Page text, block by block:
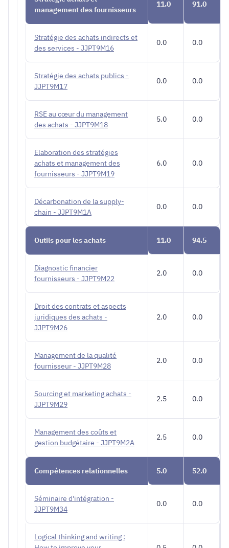
management des fournisseurs
11.0 91.0
Stratégie des achats indirects et
des services - JJPT9M16
0.0 0.0
Stratégie des achats publics -
JJPT9M17
0.0 0.0
RSE au cœur du management
des achats - JJPT9M18
5.0 0.0
Elaboration des stratégies
achats et management des
fournisseurs - JJPT9M19
6.0 0.0
Décarbonation de la supply-
chain - JJPT9M1A
0.0 0.0
Outils pour les achats 11.0 94.5
Diagnostic financier
fournisseurs - JJPT9M22
2.0 0.0
Droit des contrats et aspects
juridiques des achats -
JJPT9M26
2.0 0.0
Management de la qualité
fournisseur - JJPT9M28
2.0 0.0
Sourcing et marketing achats -
JJPT9M29
2.5 0.0
Management des coûts et
gestion budgétaire - JJPT9M2A
2.5 0.0
Compétences relationnelles 5.0 52.0
Séminaire d'intégration -
JJPT9M34
0.0 0.0
Logical thinking and writing :